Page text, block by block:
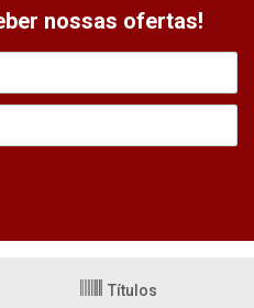
nossas ofertas!
Títulos